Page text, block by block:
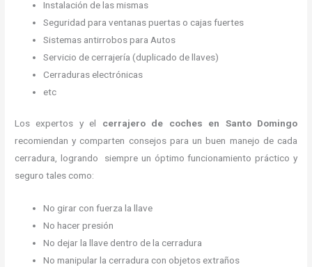
Instalación de las mismas
Seguridad para ventanas puertas o cajas fuertes
Sistemas antirrobos para Autos
Servicio de cerrajería (duplicado de llaves)
Cerraduras electrónicas
etc
Los expertos y el cerrajero de coches en Santo Domingo
recomiendan y comparten consejos para un buen manejo de cada
cerradura, logrando siempre un óptimo funcionamiento práctico y
seguro tales como:
No girar con fuerza la llave
No hacer presión
No dejar la llave dentro de la cerradura
No manipular la cerradura con objetos extraños